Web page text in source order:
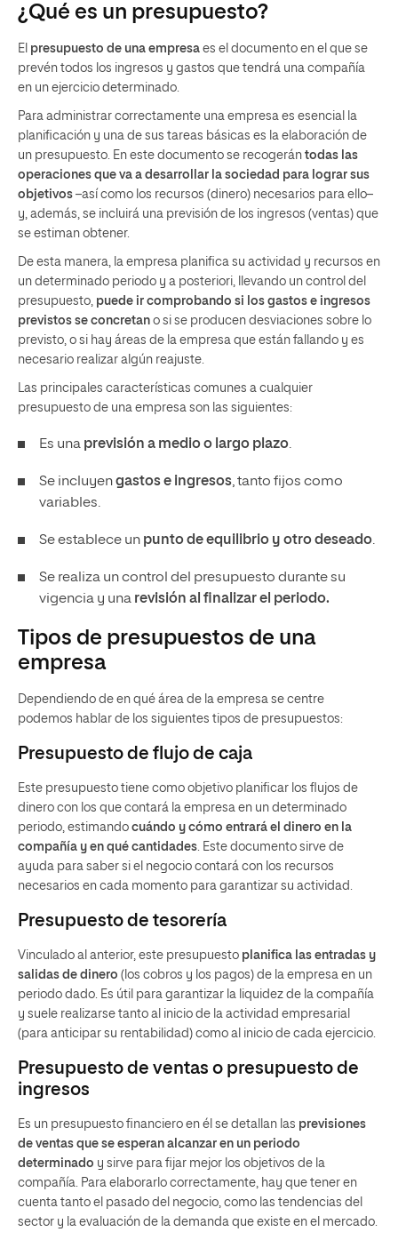
¿Qué es un presupuesto?
El presupuesto de una empresa es el documento en el que se
prevén todos los ingresos y gastos que tendrá una compañía
en un ejercicio determinado.
Para administrar correctamente una empresa es esencial la
planificación y una de sus tareas básicas es la elaboración de
un presupuesto. En este documento se recogerán todas las
operaciones que va a desarrollar la sociedad para lograr sus
objetivos –así como los recursos (dinero) necesarios para ello–
y, además, se incluirá una previsión de los ingresos (ventas) que
se estiman obtener.
De esta manera, la empresa planifica su actividad y recursos en
un determinado periodo y a posteriori, llevando un control del
presupuesto, puede ir comprobando si los gastos e ingresos
previstos se concretan o si se producen desviaciones sobre lo
previsto, o si hay áreas de la empresa que están fallando y es
necesario realizar algún reajuste.
Las principales características comunes a cualquier
presupuesto de una empresa son las siguientes:
Es una previsión a medio o largo plazo.
Se incluyengastos e ingresos, tanto fijos como
variables.
Se establece un punto de equilibrio y otro deseado.
Se realiza un control del presupuesto durante su
vigencia y una revisión al finalizar el periodo.
Tipos de presupuestos de una
empresa
Dependiendo de en qué área de la empresa se centre
podemos hablar de los siguientes tipos de presupuestos:
Presupuesto de flujo de caja
Este presupuesto tiene como objetivo planificar los flujos de
dinero con los que contará la empresa en un determinado
periodo, estimando cuándo y cómo entrará el dinero en la
compañía y en qué cantidades . Este documento sirve de
ayuda para saber si el negocio contará con los recursos
necesarios en cada momento para garantizar su actividad.
Presupuesto de tesorería
Vinculado al anterior, este presupuesto planifica las entradas y
salidas de dinero (los cobros y los pagos) de la empresa en un
periodo dado. Es útil para garantizar la liquidez de la compañía
y suele realizarse tanto al inicio de la actividad empresarial
(para anticipar su rentabilidad) como al inicio de cada ejercicio.
Presupuesto de ventas o presupuesto de
ingresos
Es un presupuesto financiero en él se detallan las previsiones
de ventas que se esperan alcanzar en un periodo
determinado y sirve para fijar mejor los objetivos de la
compañía. Para elaborarlo correctamente, hay que tener en
cuenta tanto el pasado del negocio, como las tendencias del
sector y la evaluación de la demanda que existe en el mercado.